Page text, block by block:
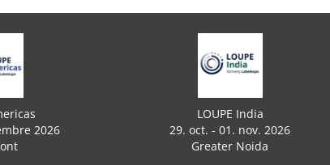
2026
LOUPE India
29. oct. - 01. nov. 2026
Greater Noida